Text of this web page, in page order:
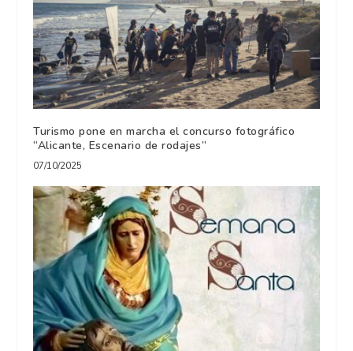
Turismo pone en marcha el concurso fotográfico
“Alicante, Escenario de rodajes”
07/10/2025